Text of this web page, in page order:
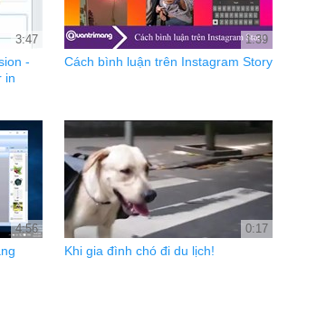
3:47
-
in
1:39
Cách bình luận trên Instagram Story
4:56 0:17
Khi gia đình chó đi du lịch!